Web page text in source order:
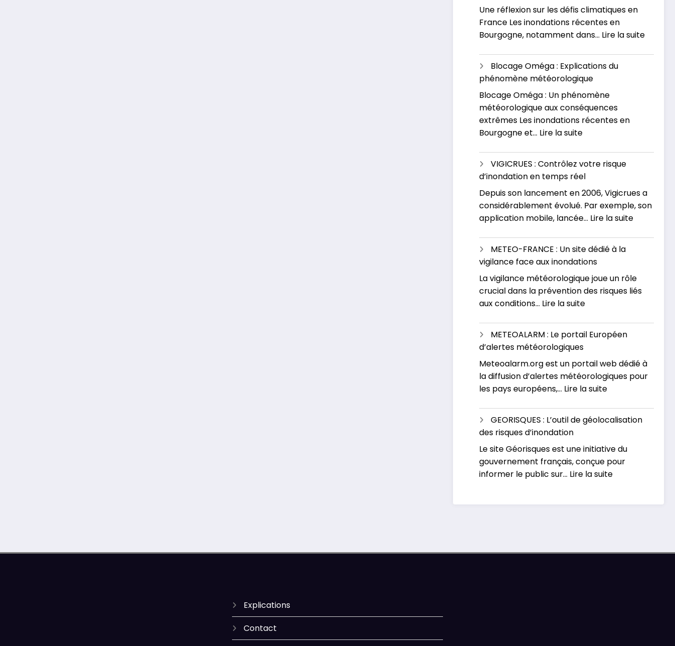
Russie
et
au
Une réflexion sur les défis climatiques en
France Les inondations récentes en
Bourgogne, notamment dans… Lire la suite:
Blocage Oméga : Explications du
phénomène météorologique
Blocage Oméga : Un phénomène
météorologique aux conséquences
extrêmes Les inondations récentes en
Bourgogne et… Lire la suite:
Explications
du
phénomène
météorologique
VIGICRUES : Contrôlez votre risque
d’inondation en temps réel
Depuis son lancement en 2006, Vigicrues a
considérablement évolué. Par exemple, son
application mobile, lancée… Lire la suite:
risque
METEO-FRANCE : Un site dédié à la
vigilance face aux inondations
La vigilance météorologique joue un rôle
crucial dans la prévention des risques liés
aux conditions… Lire la suite:
FRANCE
:
site
dédié
à
vigilance
face
inondations
METEOALARM : Le portail Européen
d’alertes météorologiques
Meteoalarm.org est un portail web dédié à
la diffusion d’alertes météorologiques pour
les pays européens,… Lire la suite:
Le
Européen
d’alertes
météorologiques
GEORISQUES : L’outil de géolocalisation
des risques d’inondation
Le site Géorisques est une initiative du
gouvernement français, conçue pour
informer le public sur… Lire la suite:
Explications
Contact